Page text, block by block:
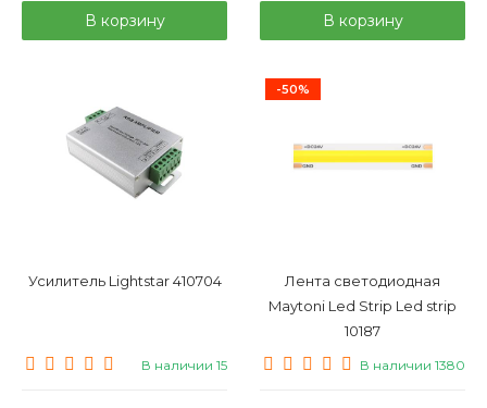
В корзину В корзину
Усилитель Lightstar 410704
В наличии 15
-50%
Лента светодиодная
Maytoni Led Strip Led strip
10187
В наличии 1380